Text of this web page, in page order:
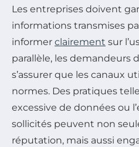
Les entreprises doivent
informations transmises
informer clairement sur
parallèle, les demandeurs
s’assurer que les canaux
normes. Des pratiques
excessive de données ou
sollicités peuvent non
réputation, mais aussi